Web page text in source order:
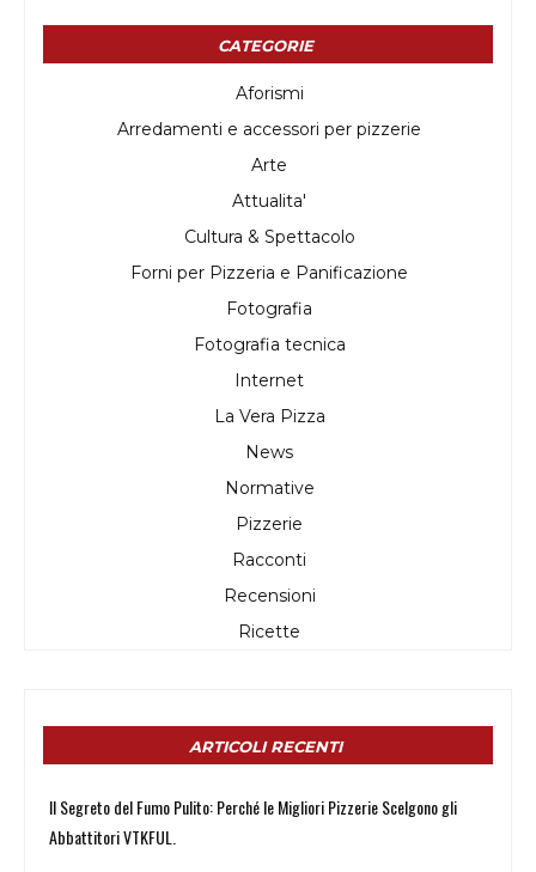
CATEGORIE
Aforismi
Arredamenti e accessori per pizzerie
Arte
Attualita'
Cultura & Spettacolo
Forni per Pizzeria e Panificazione
Fotografia
Fotografia tecnica
Internet
La Vera Pizza
News
Normative
Pizzerie
Racconti
Recensioni
Ricette
ARTICOLI RECENTI
Il Segreto del Fumo Pulito: Perché le Migliori Pizzerie Scelgono gli
Abbattitori VTKFUL.